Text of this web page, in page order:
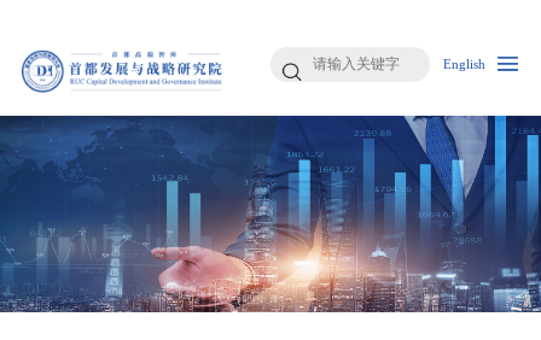
English